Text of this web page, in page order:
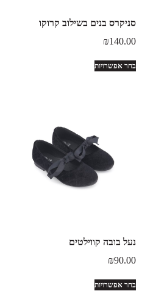
סניקרס בנים בשילוב קרוקו
₪140.00
בחר אפשרויות
נעל בובה קווילטים
₪90.00
בחר אפשרויות